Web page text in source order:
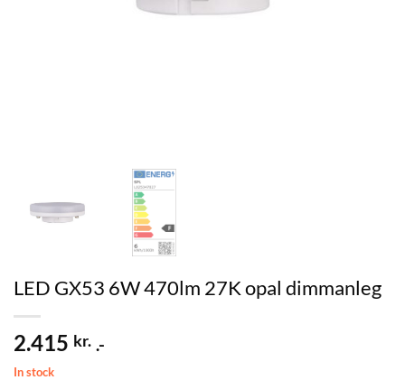
LED GX53 6W 470lm 27K opal dimmanleg
2.415 kr. .-
In stock